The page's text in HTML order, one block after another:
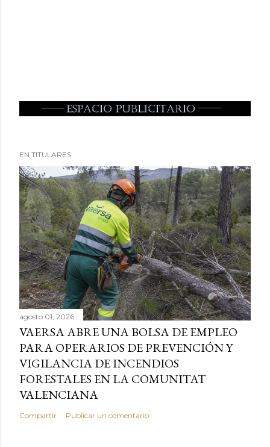
EN TITULARES
agosto 01, 2026
VAERSA ABRE UNA BOLSA DE EMPLEO
PARA OPERARIOS DE PREVENCIÓN Y
VIGILANCIA DE INCENDIOS
FORESTALES EN LA COMUNITAT
VALENCIANA
Compartir Publicar un comentario